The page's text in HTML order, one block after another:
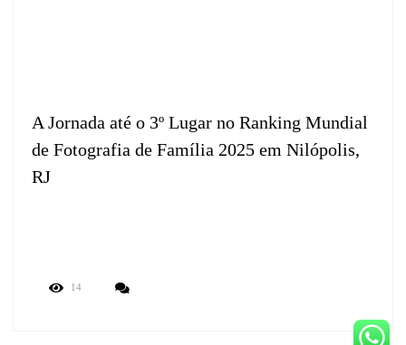
A Jornada até o 3º Lugar no Ranking Mundial
de Fotografia de Família 2025 em Nilópolis,
RJ
14